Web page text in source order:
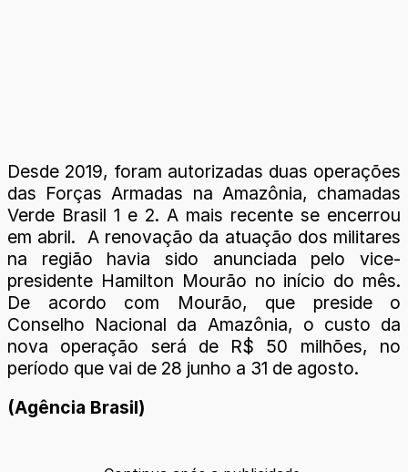
Desde 2019, foram autorizadas duas operações
das Forças Armadas na Amazônia, chamadas
Verde Brasil 1 e 2. A mais recente se encerrou
em abril. A renovação da atuação dos militares
na região havia sido anunciada pelo vice-
presidente Hamilton Mourão no início do mês.
De acordo com Mourão, que preside o
Conselho Nacional da Amazônia, o custo da
nova operação será de R$ 50 milhões, no
período que vai de 28 junho a 31 de agosto.
(Agência Brasil)